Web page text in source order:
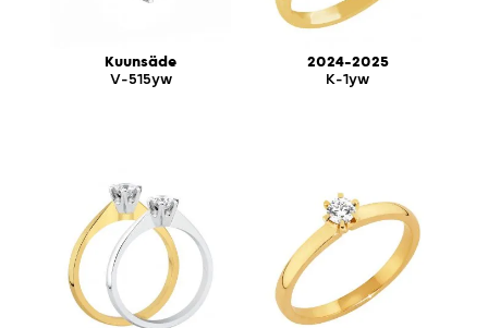
Kuunsäde
V-515yw
2024-2025
K-1yw